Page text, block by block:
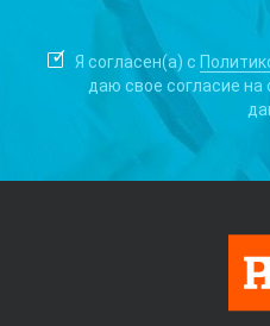
Я согласен(а) с
даю свое согласие на